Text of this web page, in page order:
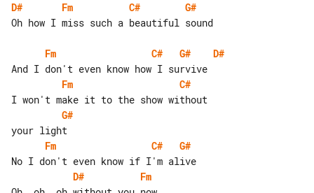
D#
Fm C#
G#
Oh how I miss such a beautiful sound
Fm C# G#
D#
Fm
C#
G#
Fm
C#
G#
D#
Fm